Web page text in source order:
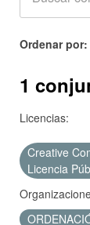
Acerca
Ordenar por
1
Licencias:
Creative
Licencia